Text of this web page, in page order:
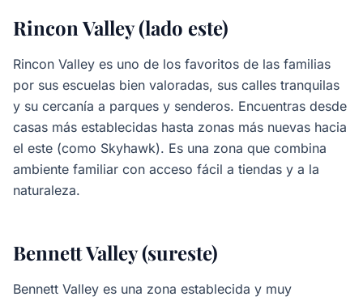
Rincon Valley (lado este)
Rincon Valley es uno de los favoritos de las familias
por sus escuelas bien valoradas, sus calles tranquilas
y su cercanía a parques y senderos. Encuentras desde
casas más establecidas hasta zonas más nuevas hacia
el este (como Skyhawk). Es una zona que combina
ambiente familiar con acceso fácil a tiendas y a la
naturaleza.
Bennett Valley (sureste)
Bennett Valley es una zona establecida y muy